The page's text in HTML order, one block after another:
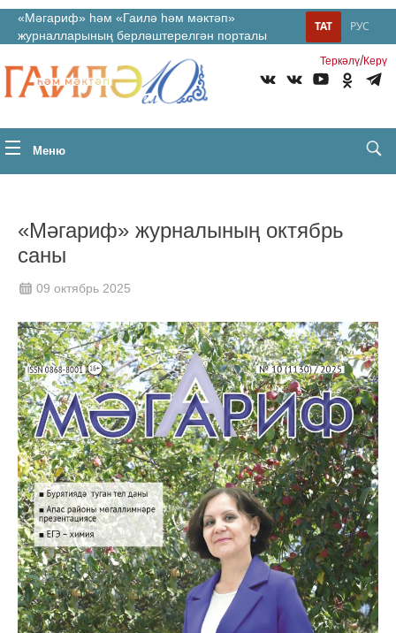
«Мәгариф» һәм «Гаилә һәм мәктәп»
журналларының берләштерелгән порталы
РУС
ТАТ
Теркəлү/Керү
Меню
«Мәгариф» журналының октябрь
саны
09 октябрь 2025